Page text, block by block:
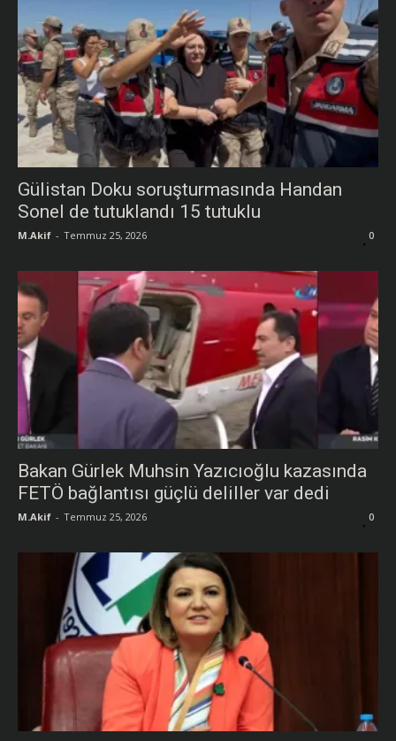
Gülistan Doku soruşturmasında Handan
Sonel de tutuklandı 15 tutuklu
M.Akif - Temmuz 25, 2026 0
Bakan Gürlek Muhsin Yazıcıoğlu kazasında
FETÖ bağlantısı güçlü deliller var dedi
M.Akif - Temmuz 25, 2026 0